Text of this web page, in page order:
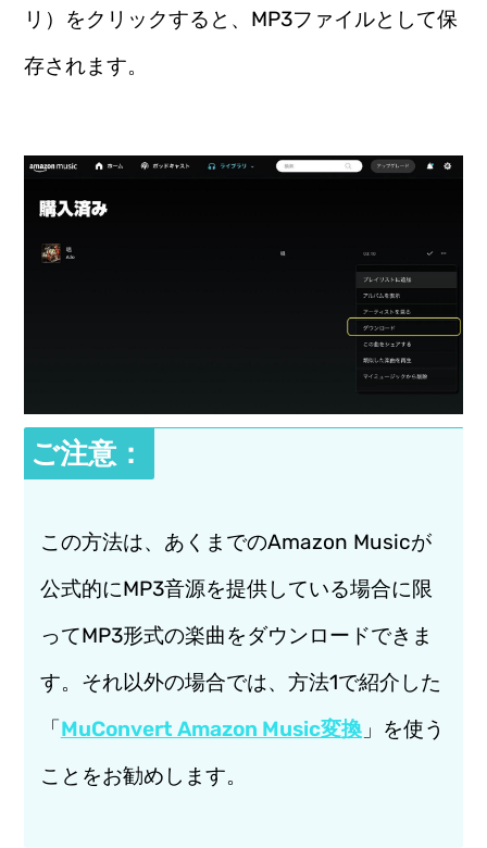
リ）をクリックすると、MP3ファイルとして保
存されます。
ご注意：
この方法は、あくまでのAmazon Musicが
公式的にMP3音源を提供している場合に限
ってMP3形式の楽曲をダウンロードできま
す。それ以外の場合では、方法1で紹介した
「MuConvert Amazon Music変換」を使う
ことをお勧めします。